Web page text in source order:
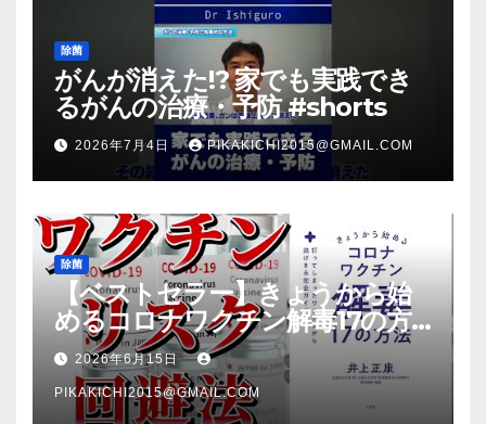
除菌
がんが消えた!? 家でも実践でき
るがんの治療・予防 #shorts
2026年7月4日 PIKAKICHI2015@GMAIL.COM
除菌
【ベストセラー】きょうから始
めるコロナワクチン解毒17の方
法【本要約】
2026年6月15日
PIKAKICHI2015@GMAIL.COM